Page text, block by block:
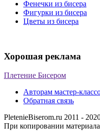
Фенечки из бисера
Фигурки из бисера
Цветы из бисера
Хорошая реклама
Плетение Бисером
Авторам мастер-
Обратная связь
PletenieBiserom.ru 2011 -
При копировании